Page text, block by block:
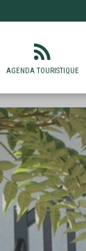
AGENDA TOURISTIQUE